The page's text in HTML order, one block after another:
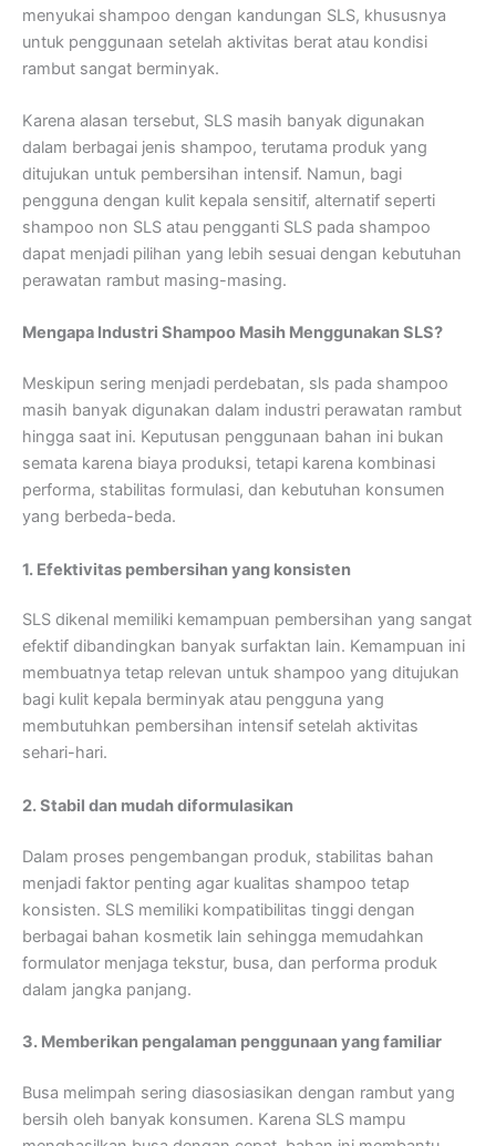
menyukai shampoo dengan kandungan SLS, khususnya
untuk penggunaan setelah aktivitas berat atau kondisi
rambut sangat berminyak.
Karena alasan tersebut, SLS masih banyak digunakan
dalam berbagai jenis shampoo, terutama produk yang
ditujukan untuk pembersihan intensif. Namun, bagi
pengguna dengan kulit kepala sensitif, alternatif seperti
shampoo non SLS atau pengganti SLS pada shampoo
dapat menjadi pilihan yang lebih sesuai dengan kebutuhan
perawatan rambut masing-masing.
Mengapa Industri Shampoo Masih Menggunakan SLS?
Meskipun sering menjadi perdebatan, sls pada shampoo
masih banyak digunakan dalam industri perawatan rambut
hingga saat ini. Keputusan penggunaan bahan ini bukan
semata karena biaya produksi, tetapi karena kombinasi
performa, stabilitas formulasi, dan kebutuhan konsumen
yang berbeda-beda.
1. Efektivitas pembersihan yang konsisten
SLS dikenal memiliki kemampuan pembersihan yang sangat
efektif dibandingkan banyak surfaktan lain. Kemampuan ini
membuatnya tetap relevan untuk shampoo yang ditujukan
bagi kulit kepala berminyak atau pengguna yang
membutuhkan pembersihan intensif setelah aktivitas
sehari-hari.
2. Stabil dan mudah diformulasikan
Dalam proses pengembangan produk, stabilitas bahan
menjadi faktor penting agar kualitas shampoo tetap
konsisten. SLS memiliki kompatibilitas tinggi dengan
berbagai bahan kosmetik lain sehingga memudahkan
formulator menjaga tekstur, busa, dan performa produk
dalam jangka panjang.
3. Memberikan pengalaman penggunaan yang familiar
Busa melimpah sering diasosiasikan dengan rambut yang
bersih oleh banyak konsumen. Karena SLS mampu